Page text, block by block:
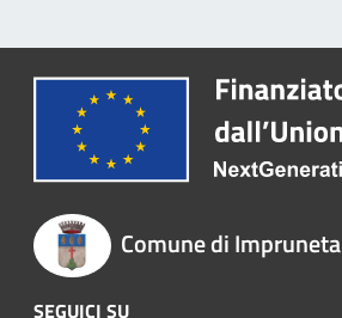
Comune di Impruneta
SEGUICI SU